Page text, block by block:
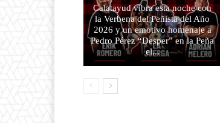
Calatayud vibra esta noche con
la Verbena del Peñista del Año
2026 y un emotivo homenaje a
Pedro Pérez “Desper” en la Peña
el...